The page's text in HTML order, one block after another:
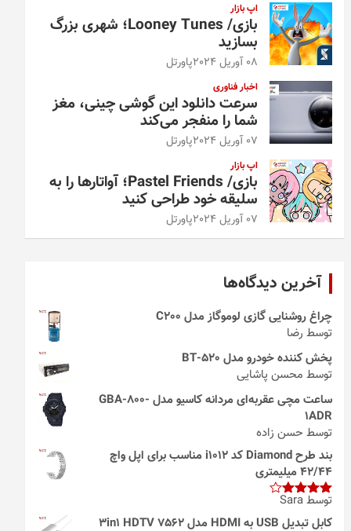
اپ بازار
بازی/ Looney Tunes؛ شهری بزرگ
بسازید
08 آوریل 2024 پاورتل
اخبار فناوری
سرعت دانلود این گوشی چینی، مغز
شما را منفجر می‌کند
07 آوریل 2024 پاورتل
اپ بازار
بازی/ Pastel Friends؛ آواتارها را به
سلیقه خود طراحی کنید
07 آوریل 2024 پاورتل
آخرین دیدگاه‌ها
چراغ روشنایی گازی لوموگاز مدل C200
توسط رضا
پخش کننده خودرو مدل 520-BT
توسط محسن پاشایی
ساعت مچی عقربه‌ای مردانه کاسیو مدل GBA-800-
1ADR
توسط حسن زاده
بند طرح Diamond کد i1012 مناسب برای اپل واچ
42/44 میلیمتری
امتیاز4
از 5
توسط Sara
کابل تبدیل USB به HDMI مدل 3in1 HDTV 7562